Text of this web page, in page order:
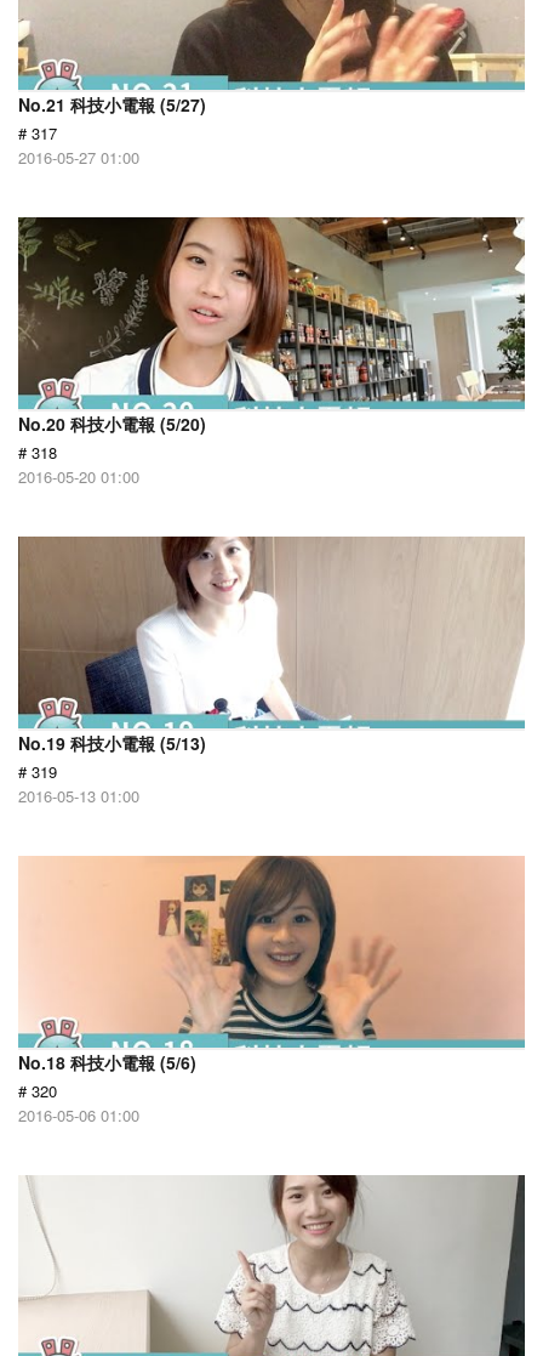
No.21 科技小電報 (5/27)
# 317
2016-05-27 01:00
No.20 科技小電報 (5/20)
# 318
2016-05-20 01:00
No.19 科技小電報 (5/13)
# 319
2016-05-13 01:00
No.18 科技小電報 (5/6)
# 320
2016-05-06 01:00